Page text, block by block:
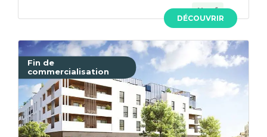
DÉCOUVRIR
Neuf
Fin de
commercialisation